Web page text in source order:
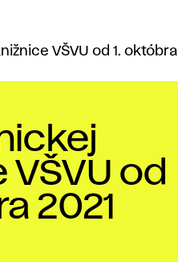
VŠVU od 1. októbra
VŠVU od
2021